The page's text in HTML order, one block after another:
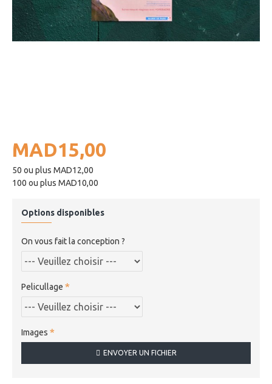
MAD15,00
50 ou plus MAD12,00
100 ou plus MAD10,00
Options disponibles
On vous fait la conception ?
Pelicullage
Images
ENVOYER UN FICHIER